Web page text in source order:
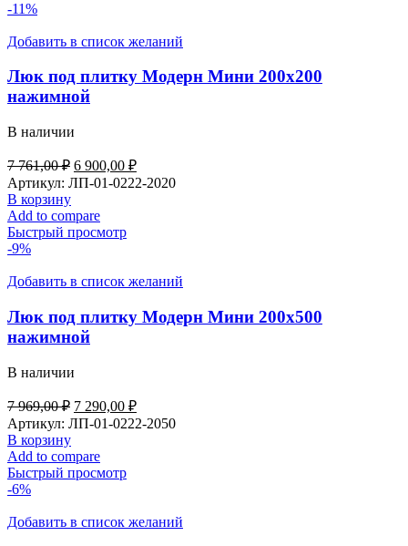
-11%
Добавить в список желаний
Люк под плитку Модерн Мини 200х200
нажимной
В наличии
7 761,00₽ Первоначальная
цена
7
761,00 ₽.
6 900,00 ₽Текущая
цена:
Артикул: ЛП-01-0222-2020
В корзину
Add to compare
Быстрый просмотр
-9%
Добавить в список желаний
Люк под плитку Модерн Мини 200х500
нажимной
В наличии
7 969,00₽ Первоначальная
цена
7
969,00 ₽.
7 290,00 ₽Текущая
цена:
Артикул: ЛП-01-0222-2050
В корзину
Add to compare
Быстрый просмотр
-6%
Добавить в список желаний